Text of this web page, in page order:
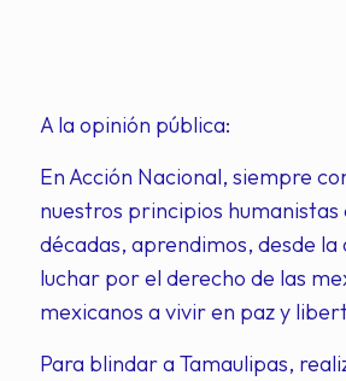
A la opinión pública:
En Acción Nacional, siempre
nuestros principios humanistas
décadas, aprendimos, desde la
luchar por el derecho de las
mexicanos a vivir en paz y
Para blindar a Tamaulipas,